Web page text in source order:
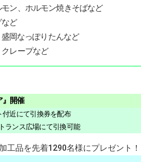
ン、ホルモン焼きそばなど
など
岡なっぽりたんなど
レープなど
』開催
付近にて引換券を配布
ランス広場にて引換可能
品を先着1290名様にプレゼント